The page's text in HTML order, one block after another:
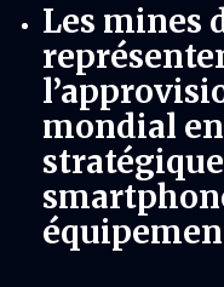
Les mines
mondial